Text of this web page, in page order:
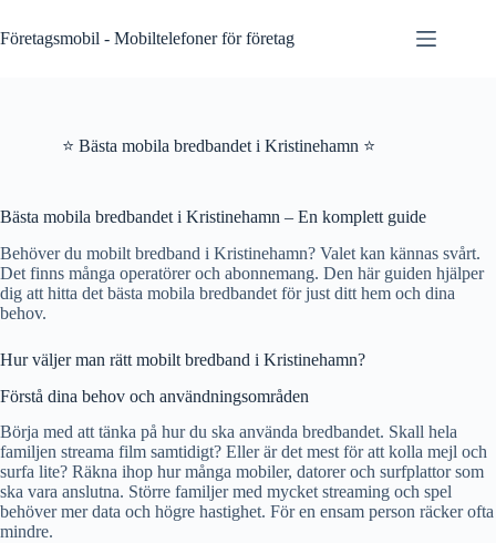
to
content
Företagsmobil - Mobiltelefoner för företag
⭐ Bästa mobila bredbandet i Kristinehamn ⭐
Bästa mobila bredbandet i Kristinehamn – En komplett guide
Behöver du mobilt bredband i Kristinehamn? Valet kan kännas svårt.
Det finns många operatörer och abonnemang. Den här guiden hjälper
dig att hitta det bästa mobila bredbandet för just ditt hem och dina
behov.
Hur väljer man rätt mobilt bredband i Kristinehamn?
Förstå dina behov och användningsområden
Börja med att tänka på hur du ska använda bredbandet. Skall hela
familjen streama film samtidigt? Eller är det mest för att kolla mejl och
surfa lite? Räkna ihop hur många mobiler, datorer och surfplattor som
ska vara anslutna. Större familjer med mycket streaming och spel
behöver mer data och högre hastighet. För en ensam person räcker ofta
mindre.